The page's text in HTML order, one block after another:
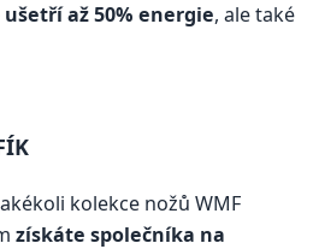
ušetří až 50% energie, ale také
kolekce nožů WMF
získáte společníka na